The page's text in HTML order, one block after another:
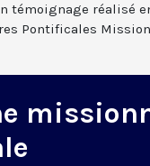
témoignage réalisé
Pontificales